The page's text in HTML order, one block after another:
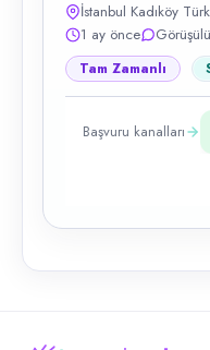
İstanbul Kadıköy
1 ay önce
Tam Zamanlı
Başvuru kanalları